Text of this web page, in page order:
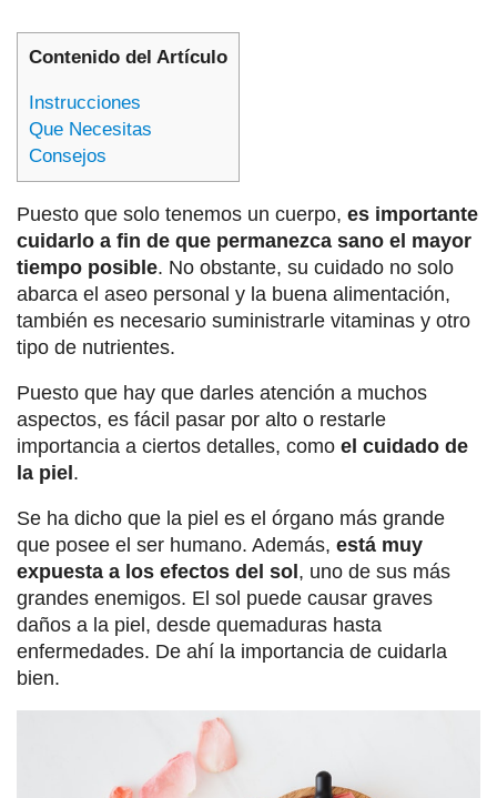
Contenido del Artículo
Instrucciones
Que Necesitas
Consejos
Puesto que solo tenemos un cuerpo, es importante
cuidarlo a fin de que permanezca sano el mayor
tiempo posible. No obstante, su cuidado no solo
abarca el aseo personal y la buena alimentación,
también es necesario suministrarle vitaminas y otro
tipo de nutrientes.
Puesto que hay que darles atención a muchos
aspectos, es fácil pasar por alto o restarle
importancia a ciertos detalles, como el cuidado de
la piel .
Se ha dicho que la piel es el órgano más grande
que posee el ser humano. Además, está muy
expuesta a los efectos del sol , uno de sus más
grandes enemigos. El sol puede causar graves
daños a la piel, desde quemaduras hasta
enfermedades. De ahí la importancia de cuidarla
bien.